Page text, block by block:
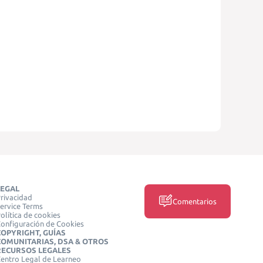
Terms
de cookies
de Cookies
GUÍAS
DSA & OTROS
LEGALES
Legal de Learneo
Comentarios